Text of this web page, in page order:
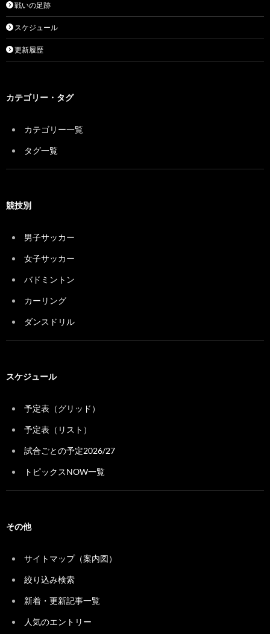
戦いの足跡
スケジュール
更新履歴
カテゴリー・タグ
カテゴリー一覧
タグ一覧
競技別
男子サッカー
女子サッカー
バドミントン
カーリング
ダンスドリル
スケジュール
予定表（グリッド）
予定表（リスト）
試合ごとの予定2026/27
トピックスNOW一覧
その他
サイトマップ（案内図）
絞り込み検索
新着・更新記事一覧
人気のエントリー